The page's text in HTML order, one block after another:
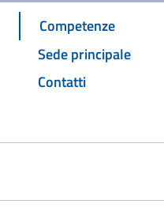
Competenze
Sede principale
Contatti